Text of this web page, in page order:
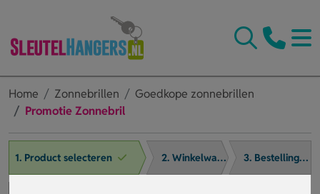
Home Zonnebrillen
Goedkope zonnebrillen
Promotie Zonnebril
1. Product selecteren 2. Winkelwagen 3. Bestelling afronden